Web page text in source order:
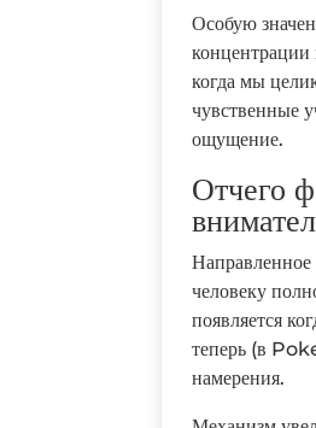
Особую
концентрации
когда мы
чувственные
ощущение.
Отчего
Направленное
человеку
появляется
теперь (в
намерения.